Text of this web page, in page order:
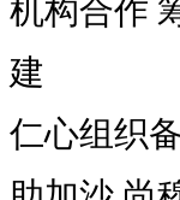
机构合作
建
仁心组织